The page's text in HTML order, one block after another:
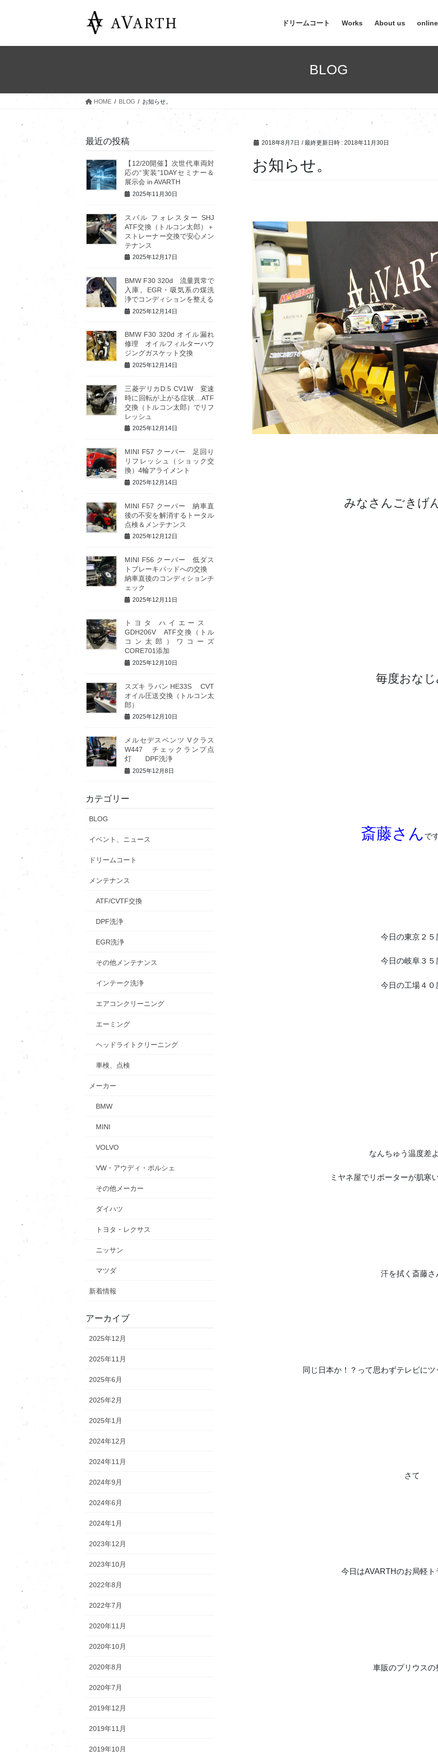
ドリームコート Works About us
BLOG
HOME BLOG お知らせ。
2018年8月7日 / 最終更新日時 :2018年11月30日
お知らせ。
みなさんごきげ
毎度おな
斎藤さん で
今日の東京２５
今日の岐阜３５
今日の工場４０
なんちゅう温度差
ミヤネ屋でリポーターが肌寒
汗を拭く斎藤さ
同じ日本か！？って思わずテレビに
さて
今日はAVARTHのお局軽ト
車販のプリウスの
最近の投稿
【12/20開催】次世代車両対
応の“実装”1DAYセミナー＆
展示会 in AVARTH
2025年11月30日
スバル フォレスター SHJ
ATF交換（トルコン太郎）＋
ストレーナー交換で安心メン
テナンス
2025年12月17日
BMW F30 320d 流量異常で
入庫。EGR・吸気系の煤洗
浄でコンディションを整える
2025年12月14日
BMW F30 320d オイル漏れ
修理 オイルフィルターハウ
ジングガスケット交換
2025年12月14日
三菱デリカD:5 CV1W 変速
時に回転が上がる症状…ATF
交換（トルコン太郎）でリフ
レッシュ
2025年12月14日
MINI F57 クーパー 足回り
リフレッシュ（ショック交
換）4輪アライメント
2025年12月14日
MINI F57 クーパー 納車直
後の不安を解消するトータル
点検＆メンテナンス
2025年12月12日
MINI F56 クーパー 低ダス
トブレーキパッドへの交換
納車直後のコンディションチ
ェック
2025年12月11日
トヨタ ハイエース
GDH206V ATF交換（トル
コン太郎）ワコーズ
CORE701添加
2025年12月10日
スズキ ラパン HE33S CVT
オイル圧送交換（トルコン太
郎）
2025年12月10日
メルセデスベンツ Vクラス
W447 チェックランプ点
灯 DPF洗浄
2025年12月8日
カテゴリー
BLOG
イベント、ニュース
ドリームコート
メンテナンス
ATF/CVTF交換
DPF洗浄
EGR洗浄
その他メンテナンス
インテーク洗浄
エアコンクリーニング
エーミング
ヘッドライトクリーニング
車検、点検
メーカー
BMW
MINI
VOLVO
VW・アウディ・ポルシェ
その他メーカー
ダイハツ
トヨタ・レクサス
ニッサン
マツダ
新着情報
アーカイブ
2025年12月
2025年11月
2025年6月
2025年2月
2025年1月
2024年12月
2024年11月
2024年9月
2024年6月
2024年1月
2023年12月
2023年10月
2022年8月
2022年7月
2020年11月
2020年10月
2020年8月
2020年7月
2019年12月
2019年11月
2019年10月